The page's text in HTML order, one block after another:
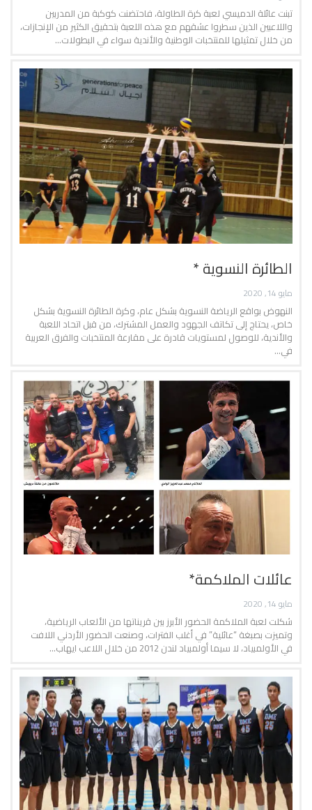
تبنت عائلة الدميسي لعبة كرة الطاولة، فاحتضنت كوكبة من المدربين
واللاعبين الذين سطروا عشقهم مع هذه اللعبة بتحقيق الكثير من الإنجازات،
من خلال تمثيلها للمنتخبات الوطنية والأندية سواء في البطولات…
الطائرة النسوية *
مايو 14, 2020
النهوض بواقع الرياضة النسوية بشكل عام، وكرة الطائرة النسوية بشكل
خاص، يحتاج إلى تكاتف الجهود والعمل المشترك، من قبل اتحاد اللعبة
والأندية، للوصول لمستويات قادرة على مقارعة المنتخبات والفرق العربية
في…
عائلات الملاكمة*
مايو 14, 2020
شكلت لعبة الملاكمة الحضور الأبرز بين قريناتها من الألعاب الرياضية،
وتميزت بصبغة “عائلية” في أغلب الفترات، وصنعت الحضور الأردني اللافت
في الأولمبياد، لا سيما أولمبياد لندن 2012 من خلال اللاعب ايهاب…